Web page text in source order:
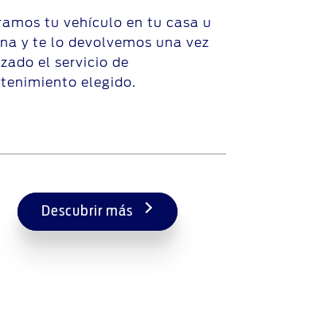
tu vehículo en tu casa u
y te lo devolvemos una vez
el servicio de
elegido.
Descubrir más